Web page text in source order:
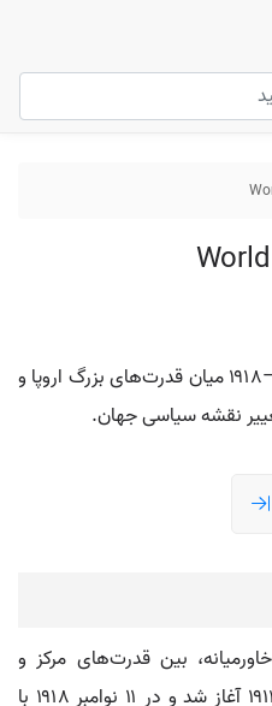
جنگ جهانی اول؛ جنگ بزرگ ۱۹۱۴–۱۹۱۸ میان قدرت‌های بزرگ اروپا و
نقشه سیاسی جهان.
بین قدرت‌های مرکز و
متفقین، درگرفت و از ۲۸ ژوئیه ۱۹۱۴ آغاز شد و در ۱۱ نوامبر ۱۹۱۸ با